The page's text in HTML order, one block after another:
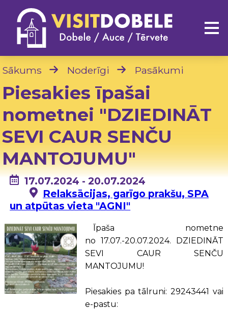
Sākums Noderīgi Pasākumi
Piesakies īpašai
nometnei "DZIEDINĀT
SEVI CAUR SENČU
MANTOJUMU"
17.07.2024 - 20.07.2024
Relaksācijas, garīgo prakšu, SPA
un atpūtas vieta "AGNI"
Īpaša nometne
no 17.07.-20.07.2024. DZIEDINĀT
SEVI CAUR SENČU
MANTOJUMU!
Piesakies pa tālruni: 29243441 vai
e-pastu: